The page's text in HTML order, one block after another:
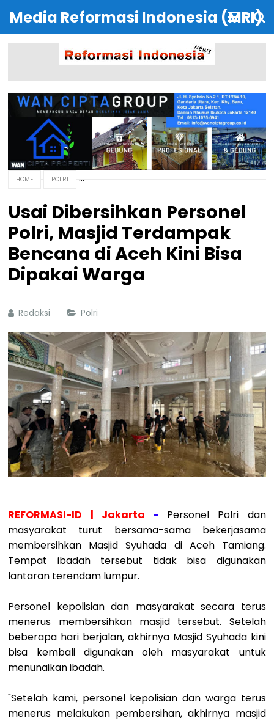
Media Reformasi Indonesia (MRI)
HOME POLRI
Usai Dibersihkan Personel
Polri, Masjid Terdampak
Bencana di Aceh Kini Bisa
Dipakai Warga
Redaksi Polri
REFORMASI-ID | Jakarta - Personel Polri dan
masyarakat turut bersama-sama bekerjasama
membersihkan Masjid Syuhada di Aceh Tamiang.
Tempat ibadah tersebut tidak bisa digunakan
lantaran terendam lumpur.
Personel kepolisian dan masyarakat secara terus
menerus membersihkan masjid tersebut. Setelah
beberapa hari berjalan, akhirnya Masjid Syuhada kini
bisa kembali digunakan oleh masyarakat untuk
menunaikan ibadah.
"Setelah kami, personel kepolisian dan warga terus
menerus melakukan pembersihan, akhirnya masjid